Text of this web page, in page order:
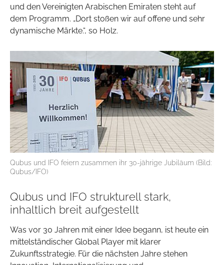
und den Vereinigten Arabischen Emiraten steht auf
dem Programm. „Dort stoßen wir auf offene und sehr
dynamische Märkte.“, so Holz.
Qubus und IFO feiern zusammen ihr 30-jährige Jubiläum (Bild:
Qubus/IFO)
Qubus und IFO strukturell stark,
inhaltlich breit aufgestellt
Was vor 30 Jahren mit einer Idee begann, ist heute ein
mittelständischer Global Player mit klarer
Zukunftsstrategie. Für die nächsten Jahre stehen